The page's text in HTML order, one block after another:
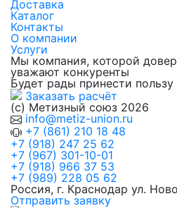
Доставка
Каталог
Контакты
О компании
Услуги
Мы компания, которой
уважают конкуренты
Будет рады принести
Заказать расчёт
(с) Метизный союз 2026
info@metiz-union.ru
+7 (861) 210 18 48
+7 (918) 247 25 62
+7 (967) 301-10-01
+7 (918) 966 37 53
+7 (989) 228 05 62
Россия, г. Краснодар ул.
Отправить заявку